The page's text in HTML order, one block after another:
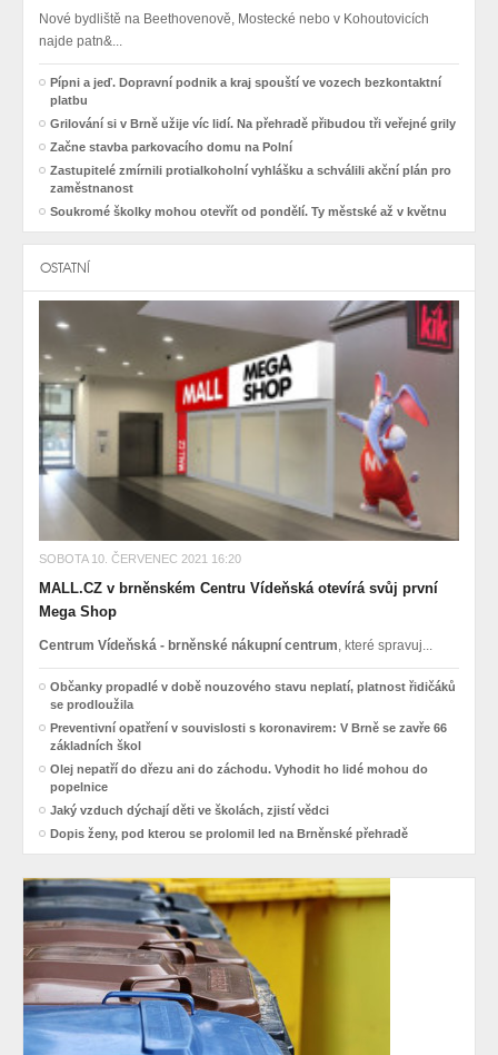
Nové bydliště na Beethovenově, Mostecké nebo v Kohoutovicích
najde patn&...
Pípni a jeď. Dopravní podnik a kraj spouští ve vozech bezkontaktní
platbu
Grilování si v Brně užije víc lidí. Na přehradě přibudou tři veřejné grily
Začne stavba parkovacího domu na Polní
Zastupitelé zmírnili protialkoholní vyhlášku a schválili akční plán pro
zaměstnanost
Soukromé školky mohou otevřít od pondělí. Ty městské až v květnu
OSTATNÍ
SOBOTA 10. ČERVENEC 2021 16:20
MALL.CZ v brněnském Centru Vídeňská otevírá svůj první
Mega Shop
Centrum Vídeňská - brněnské nákupní centrum, které spravuj...
Občanky propadlé v době nouzového stavu neplatí, platnost řidičáků
se prodloužila
Preventivní opatření v souvislosti s koronavirem: V Brně se zavře 66
základních škol
Olej nepatří do dřezu ani do záchodu. Vyhodit ho lidé mohou do
popelnice
Jaký vzduch dýchají děti ve školách, zjistí vědci
Dopis ženy, pod kterou se prolomil led na Brněnské přehradě